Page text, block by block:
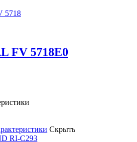
FV 5718E0
Скрыть